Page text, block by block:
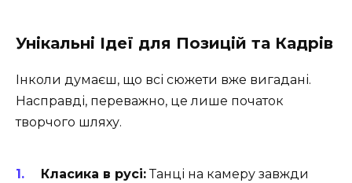
Унікальні Ідеї для Позицій та Кадрів
Інколи думаєш, що всі сюжети вже вигадані.
Насправді, переважно, це лише початок
творчого шляху.
Класика в русі:Танці на камеру завжди